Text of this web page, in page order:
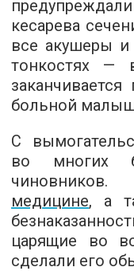
кесарева
все акушеры и
тонкостях —
больной малыш
С
во многих
чиновников.
медицине, а
царящие во
сделали его